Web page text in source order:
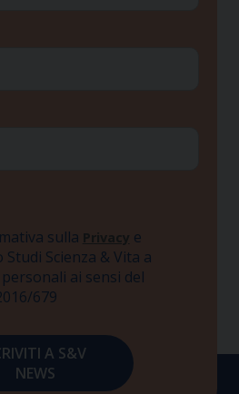
sulla Privacy e
Scienza & Vita a
ai sensi del
679